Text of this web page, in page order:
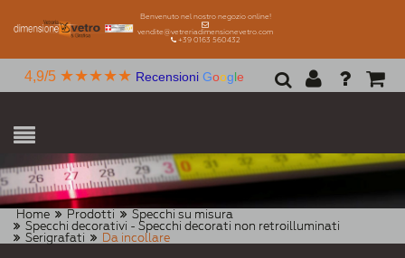
Benvenuto nel nostro negozio online!
vendite@vetreriadimensionevetro.com
+39 0163 560432
4,9/5 ★★★★★ Recensioni Google
Home Prodotti
Specchi su misura
Specchi decorativi - Specchi decorati non retroilluminati
Serigrafati
Da incollare